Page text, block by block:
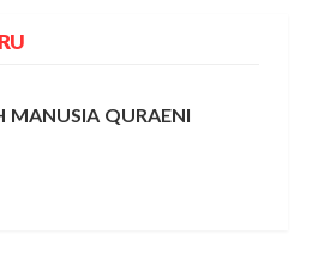
MANUSIA QURAENI